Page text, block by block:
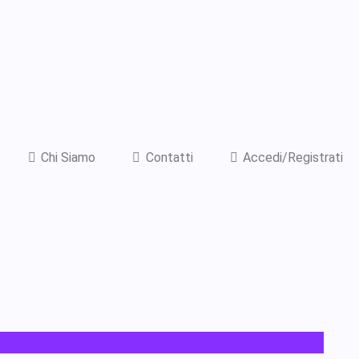
Chi Siamo Contatti Accedi/Registrati